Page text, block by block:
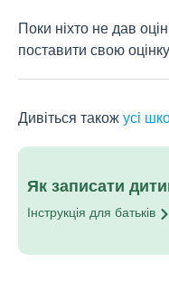
Поки ніхто не дав
поставити свою
Дивіться такожусі
Як записати
Інструкція для батьків